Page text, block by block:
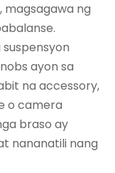
magsagawa ng
ayon sa
na accessory,
o camera
braso ay
nananatili nang